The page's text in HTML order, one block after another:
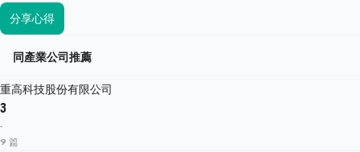
分享心得
同產業公司推薦
重高科技股份有限公司
3
·
9 篇